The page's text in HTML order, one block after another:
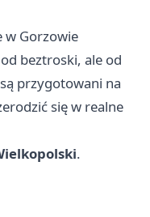
w Gorzowie
beztroski, ale od
przygotowani na
się w realne
.